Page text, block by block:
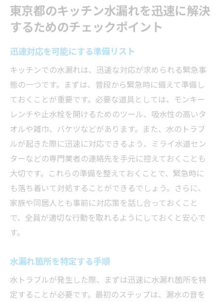
東京都のキッチン水漏れを迅速に解決
するためのチェックポイント
迅速対応を可能にする準備リスト
キッチンでの水漏れは、迅速な対応が求められる緊急事
態の一つです。まずは、普段から緊急時に備えて準備し
ておくことが重要です。必要な道具としては、モンキー
レンチや止水栓を開けるためのツール、吸水性の高いタ
オルや雑巾、バケツなどがあります。また、水のトラブ
ルが起きた際に迅速に対応できるよう、ミライ水道セン
ターなどの専門業者の連絡先を手元に控えておくことも
大切です。これらの準備を整えておくことで、緊急時に
も落ち着いて対処することができるでしょう。さらに、
家族や同居人とも事前に対応策を話し合っておくこと
で、全員が適切な行動を取れるようにしておくと安心で
す。
水漏れ箇所を特定する手順
水トラブルが発生した際、まずは迅速に水漏れ箇所を特
定することが必要です。最初のステップは、漏水の音を